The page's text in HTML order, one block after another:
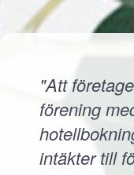
"Att
förening
intäkter till